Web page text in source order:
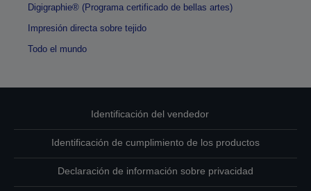
Digigraphie® (Programa certificado de bellas artes)
Impresión directa sobre tejido
Todo el mundo
Identificación del vendedor
Identificación de cumplimiento de los productos
Declaración de información sobre privacidad